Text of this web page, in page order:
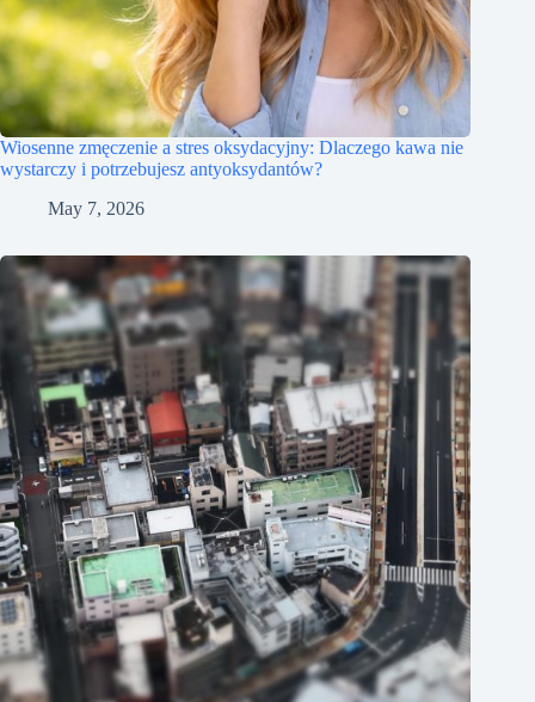
Wiosenne zmęczenie a stres oksydacyjny: Dlaczego kawa nie
wystarczy i potrzebujesz antyoksydantów?
May 7, 2026